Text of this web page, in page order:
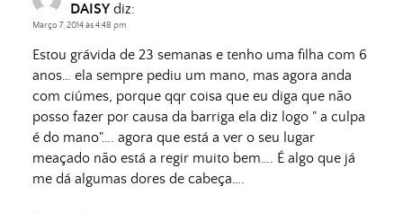
DAISY diz:
Março 7, 2014 às 4:48 pm
Estou grávida de 23 semanas e tenho uma filha com 6
anos… ela sempre pediu um mano, mas agora anda
com ciúmes, porque qqr coisa que eu diga que não
posso fazer por causa da barriga ela diz logo " a culpa
é do mano"…. agora que está a ver o seu lugar
meaçado não está a regir muito bem…. É algo que já
me dá algumas dores de cabeça….